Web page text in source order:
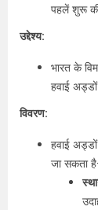
पहलें शुरू
उद्देश्य:
भारत के
हवाई
विवरण:
हवाई
जा सकता